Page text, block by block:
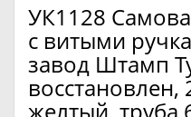
УК1128
с витыми
завод Штамп
восстановлен,
желтый, труба